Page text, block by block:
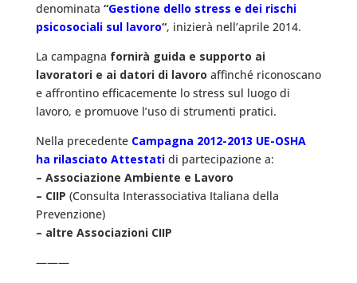
denominata “Gestione dello stress e dei rischi
psicosociali sul lavoro“, inizierà nell’aprile 2014.
La campagna fornirà guida e supporto ai
lavoratori e ai datori di lavoro affinché riconoscano
e affrontino efficacemente lo stress sul luogo di
lavoro, e promuove l’uso di strumenti pratici.
Nella precedente Campagna 2012-2013 UE-OSHA
ha rilasciato Attestatidi partecipazione a:
– Associazione Ambiente e Lavoro
– CIIP (Consulta Interassociativa Italiana della
Prevenzione)
– altre Associazioni CIIP
———